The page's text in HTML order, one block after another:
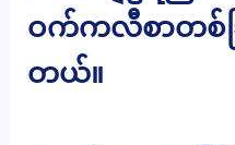
ဝက်ကလီစာတစ်ခ
တယ်။